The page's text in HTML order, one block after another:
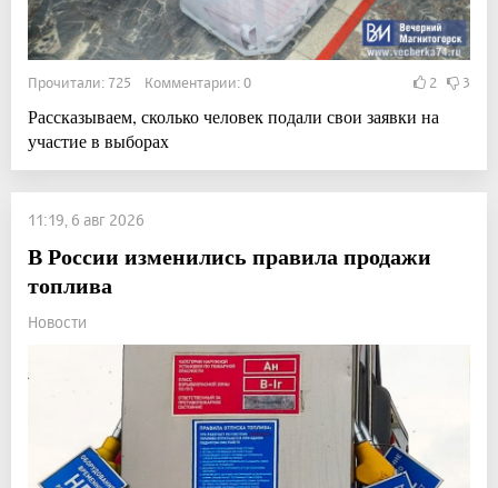
Прочитали: 725 Комментарии: 0 2 3
Рассказываем, сколько человек подали свои заявки на
участие в выборах
11:19, 6 авг 2026
В России изменились правила продажи
топлива
Новости